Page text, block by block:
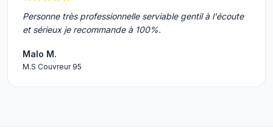
Personne très professionnelle serviable gentil à l'écoute
et sérieux je recommande à 100%.
Malo M.
M.S Couvreur 95